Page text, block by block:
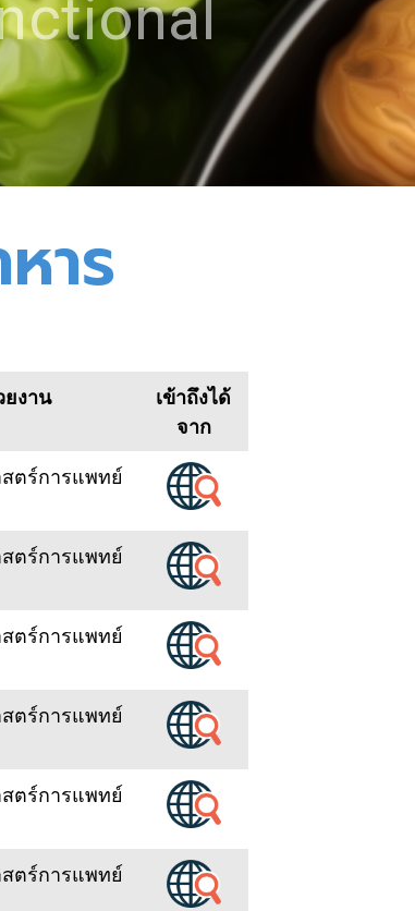
าร
ยงาน
เข้าถึงได้
จาก
ตร์การแพทย์
ตร์การแพทย์
ตร์การแพทย์
ตร์การแพทย์
ตร์การแพทย์
ตร์การแพทย์